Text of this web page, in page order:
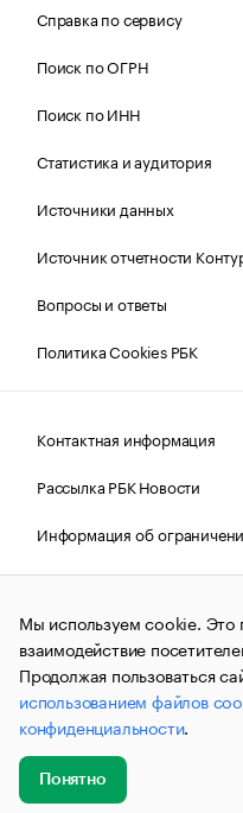
Справка по сервису
Поиск по ОГРН
Поиск по ИНН
Статистика и аудитория
Источники данных
Источник отчетности
Вопросы и ответы
Политика Cookies РБК
Контактная информация
Рассылка РБК Новости
Информация об
Правовая информация
© АО
и материалы
(зарегистрировано
связи, информационных
коммуникаций
№ФС77-63848)
публикации могут
не предназначенную для
до 18 лет.
Мы используем cookie. Это
взаимодействие
Продолжая пользоваться
использованием файлов
конфиденциальности.
Понятно